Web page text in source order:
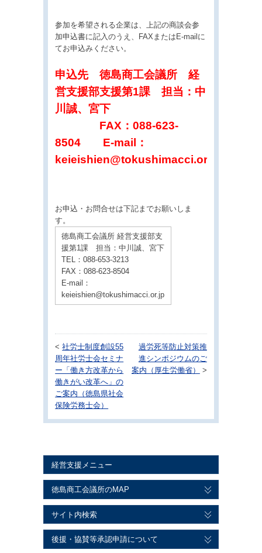
参加を希望される企業は、上記の商談会参
加申込書に記入のうえ、FAXまたはE-mailに
てお申込みください。
申込先 徳島商工会議所 経
営支援部支援第1課 担当：中
川誠、宮下
FAX：088-623-
8504 E-mail：
keieishien@tokushimacci.or.jp
お申込・お問合せは下記までお願いしま
す。
徳島商工会議所 経営支援部支
援第1課 担当：中川誠、宮下
TEL：088-653-3213
FAX：088-623-8504
E-mail：
keieishien@tokushimacci.or.jp
<社労士制度創設55
周年社労士会セミナ
ー「働き方改革から
働きがい改革へ」の
ご案内（徳島県社会
保険労務士会）
過労死等防止対策推
進シンポジウムのご
案内（厚生労働省）
>
経営支援メニュー
徳島商工会議所のMAP
サイト内検索
後援・協賛等承認申請について